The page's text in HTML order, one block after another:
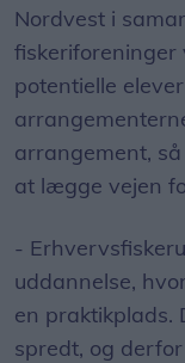
Nordvest i
fiskeriforeninger
potentielle
arrangement,
at lægge vejen
-
uddannelse,
en praktikplads.
spredt, og